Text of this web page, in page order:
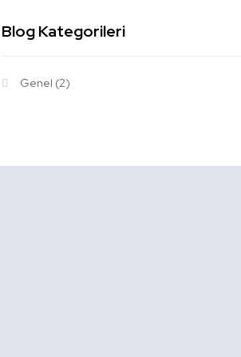
Blog Kategorileri
Genel (2)